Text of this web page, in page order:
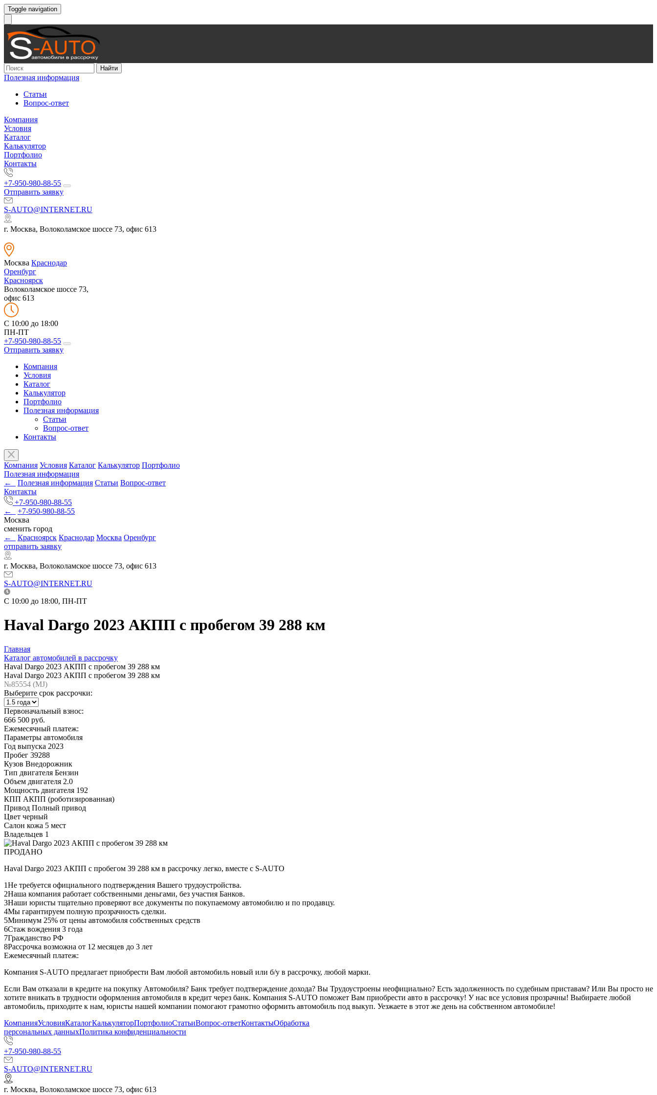
Toggle navigation
Найти
Полезная информация
Статьи
Вопрос-ответ
Компания
Условия
Каталог
Калькулятор
Портфолио
Контакты
+7-950-980-88-55
Отправить заявку
S-AUTO@INTERNET.RU
г. Москва, Волоколамское шоссе 73, офис 613
Москва Краснодар
Оренбург
Красноярск
Волоколамское шоссе 73,
офис 613
C 10:00 до 18:00
ПН-ПТ
+7-950-980-88-55
Отправить заявку
Компания
Условия
Каталог
Калькулятор
Портфолио
Полезная информация
Статьи
Вопрос-ответ
Контакты
Компания Условия Каталог Калькулятор Портфолио
Полезная информация
←
Полезная информация Статьи Вопрос-ответ
Контакты
+7-950-980-88-55
←
+7-950-980-88-55
Москва
сменить город
←
Красноярск Краснодар Москва Оренбург
отправить заявку
г. Москва, Волоколамское шоссе 73, офис 613
S-AUTO@INTERNET.RU
C 10:00 до 18:00, ПН-ПТ
Haval Dargo 2023 АКПП с пробегом 39 288 км
Главная
Каталог автомобилей в рассрочку
Haval Dargo 2023 АКПП с пробегом 39 288 км
Haval Dargo 2023 АКПП с пробегом 39 288 км
№85554 (МJ)
Выберите срок рассрочки:
Первоначальный взнос:
666 500 руб.
Ежемесячный платеж:
Параметры автомобиля
Год выпуска 2023
Пробег 39288
Кузов Внедорожник
Тип двигателя Бензин
Объем двигателя 2.0
Мощность двигателя 192
КПП АКПП (роботизированная)
Привод Полный привод
Цвет черный
Салон кожа 5 мест
Владельцев 1
ПРОДАНО
Haval Dargo 2023 АКПП с пробегом 39 288 км в рассрочку легко, вместе с S-AUTO
1Не требуется официального подтверждения Вашего трудоустройства.
2Наша компания работает собственными деньгами, без участия Банков.
3Наши юристы тщательно проверяют все документы по покупаемому автомобилю и по продавцу.
4Мы гарантируем полную прозрачность сделки.
5Минимум 25% от цены автомобиля собственных средств
6Стаж вождения 3 года
7Гражданство РФ
8Рассрочка возможна от 12 месяцев до 3 лет
Ежемесячный платеж:
Компания S-AUTO предлагает приобрести Вам любой автомобиль новый или б/у в рассрочку, любой марки.
Если Вам отказали в кредите на покупку Автомобиля? Банк требует подтверждение дохода? Вы Трудоустроены неофициально? Есть задолженность по судебным приставам? Или Вы просто не
хотите вникать в трудности оформления автомобиля в кредит через банк. Компания S-AUTO поможет Вам приобрести авто в рассрочку! У нас все условия прозрачны! Выбираете любой
автомобиль, приходите к нам, юристы нашей компании помогают грамотно оформить автомобиль под выкуп. Уезжаете в этот же день на собственном автомобиле!
КомпанияУсловияКаталогКалькуляторПортфолиоСтатьиВопрос-ответКонтактыОбработка
персональных данныхПолитика конфиденциальности
+7-950-980-88-55
S-AUTO@INTERNET.RU
г. Москва, Волоколамское шоссе 73, офис 613